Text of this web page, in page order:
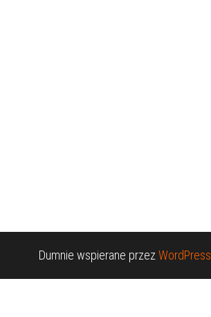
Dumnie wspierane przez WordPress